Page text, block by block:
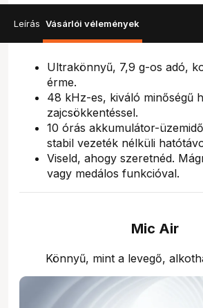
Leírás Vásárlói vélemények
Ultrakönnyű, 7,9 g-os adó,
érme.
48 kHz-es, kiváló minőségű
zajcsökkentéssel.
10 órás akkumulátor-
stabil vezeték nélküli
Viseld, ahogy szeretnéd.
vagy medálos funkcióval.
Mic Air
Könnyű, mint a levegő,